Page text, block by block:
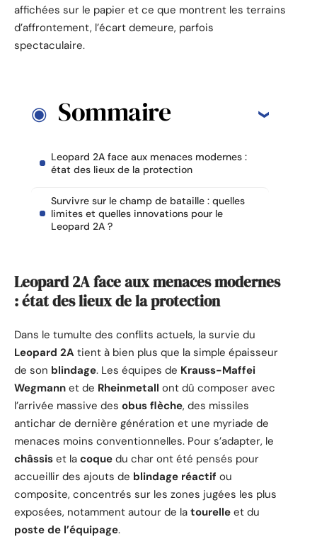
affichées sur le papier et ce que montrent les terrains
d’affrontement, l’écart demeure, parfois
spectaculaire.
Sommaire
Leopard 2A face aux menaces modernes :
état des lieux de la protection
Survivre sur le champ de bataille : quelles
limites et quelles innovations pour le
Leopard 2A ?
Leopard 2A face aux menaces modernes
: état des lieux de la protection
Dans le tumulte des conflits actuels, la survie du
Leopard 2A tient à bien plus que la simple épaisseur
de son blindage. Les équipes de Krauss-Maffei
Wegmann et de Rheinmetall ont dû composer avec
l’arrivée massive des obus flèche, des missiles
antichar de dernière génération et une myriade de
menaces moins conventionnelles. Pour s’adapter, le
châssis et la coque du char ont été pensés pour
accueillir des ajouts de blindage réactif ou
composite, concentrés sur les zones jugées les plus
exposées, notamment autour de la tourelle et du
poste de l’équipage.